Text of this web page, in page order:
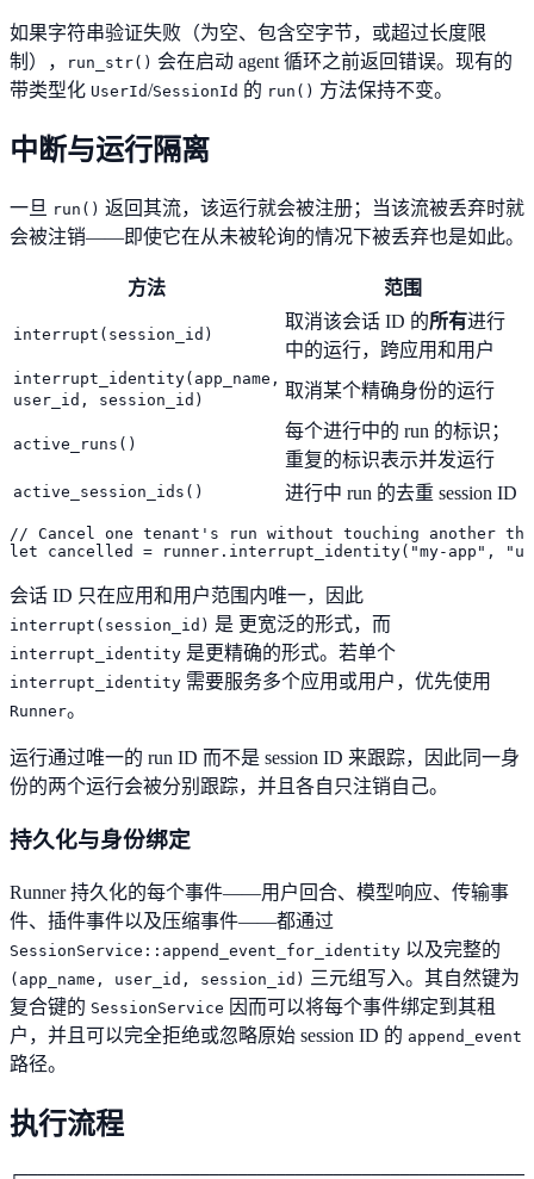
如果字符串验证失败（为空、包含空字节，或超过长度限
制），
run_str() 会在启动 agent 循环之前返回错误。现有的
带类型化 UserId/SessionId 的 run() 方法保持不变。
中断与运行隔离
一旦 run() 返回其流，该运行就会被注册；当该流被丢弃时就
会被注销——即使它在从未被轮询的情况下被丢弃也是如此。
方法 范围
interrupt(session_id)
取消该会话 ID 的所有进行
中的运行，跨应用和用户
interrupt_identity(app_name,
user_id, session_id)
取消某个精确身份的运行
active_runs()
每个进行中的 run 的标识；
重复的标识表示并发运行
active_session_ids() 进行中 run 的去重 session ID
// Cancel one tenant's run without touching another
let cancelled = runner.interrupt_identity("my-app",
会话 ID 只在应用和用户范围内唯一，因此
interrupt(session_id) 是 更宽泛的形式，而
interrupt_identity 是更精确的形式。若单个
interrupt_identity 需要服务多个应用或用户，优先使用
Runner。
运行通过唯一的 run ID 而不是 session ID 来跟踪，因此同一身
份的两个运行会被分别跟踪，并且各自只注销自己。
持久化与身份绑定
Runner 持久化的每个事件——用户回合、模型响应、传输事
件、插件事件以及压缩事件——都通过
SessionService::append_event_for_identity 以及完整的
(app_name, user_id, session_id) 三元组写入。其自然键为
复合键的 SessionService 因而可以将每个事件绑定到其租
户，并且可以完全拒绝或忽略原始 session ID 的 append_event
路径。
执行流程